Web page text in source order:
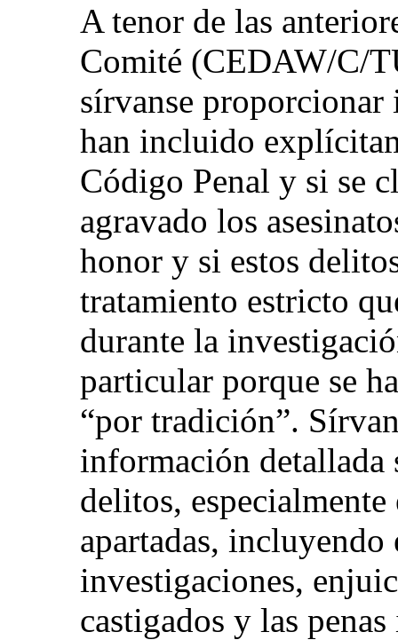
A tenor de las
Comité (CEDAW/C/
sírvanse proporcionar
han incluido
Código Penal y si se
agravado los
honor y si estos
tratamiento estricto
durante la
particular porque se
“por tradición”.
información detallada
delitos,
apartadas, incluyendo
investigaciones,
castigados y las